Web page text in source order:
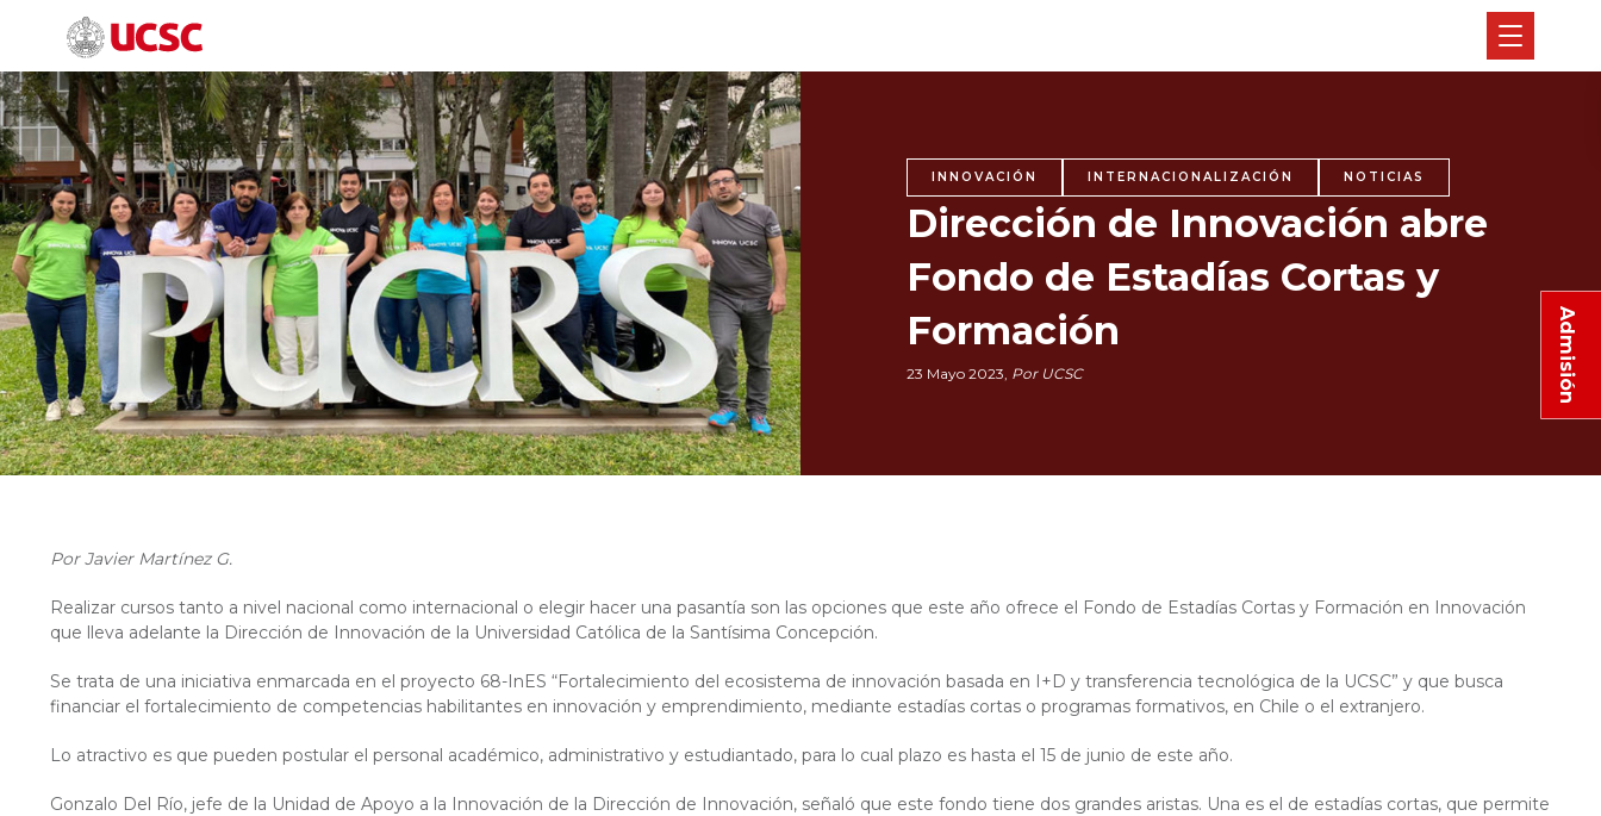
Admisión
INNOVACIÓN INTERNACIONALIZACIÓN NOTICIAS
Dirección de Innovación abre
Fondo de Estadías Cortas y
Formación
23 Mayo 2023, Por UCSC
Por Javier Martínez G.
Realizar cursos tanto a nivel nacional como internacional o elegir hacer una pasantía son las opciones que este año ofrece el Fondo de Estadías Cortas y Formación en Innovación
que lleva adelante la Dirección de Innovación de la Universidad Católica de la Santísima Concepción.
Se trata de una iniciativa enmarcada en el proyecto 68-InES “Fortalecimiento del ecosistema de innovación basada en I+D y transferencia tecnológica de la UCSC” y que busca
financiar el fortalecimiento de competencias habilitantes en innovación y emprendimiento, mediante estadías cortas o programas formativos, en Chile o el extranjero.
Lo atractivo es que pueden postular el personal académico, administrativo y estudiantado, para lo cual plazo es hasta el 15 de junio de este año.
Gonzalo Del Río, jefe de la Unidad de Apoyo a la Innovación de la Dirección de Innovación, señaló que este fondo tiene dos grandes aristas. Una es el de estadías cortas, que permite